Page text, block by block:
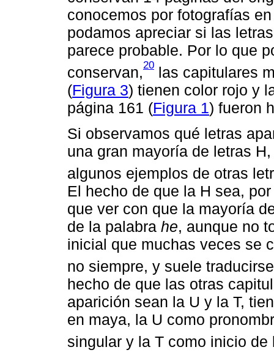
conocemos por fotografías
podamos apreciar si las
parece probable. Por lo que
conservan,20 las capitulares
(Figura 3) tienen color rojo y
página 161 (Figura 1) fueron
Si observamos qué letras
una gran mayoría de letras
algunos ejemplos de otras
El hecho de que la H sea,
que ver con que la mayoría
de la palabra he, aunque no
inicial que muchas veces se
no siempre, y suele
hecho de que las otras
aparición sean la U y la T,
en maya, la U como
singular y la T como inicio de